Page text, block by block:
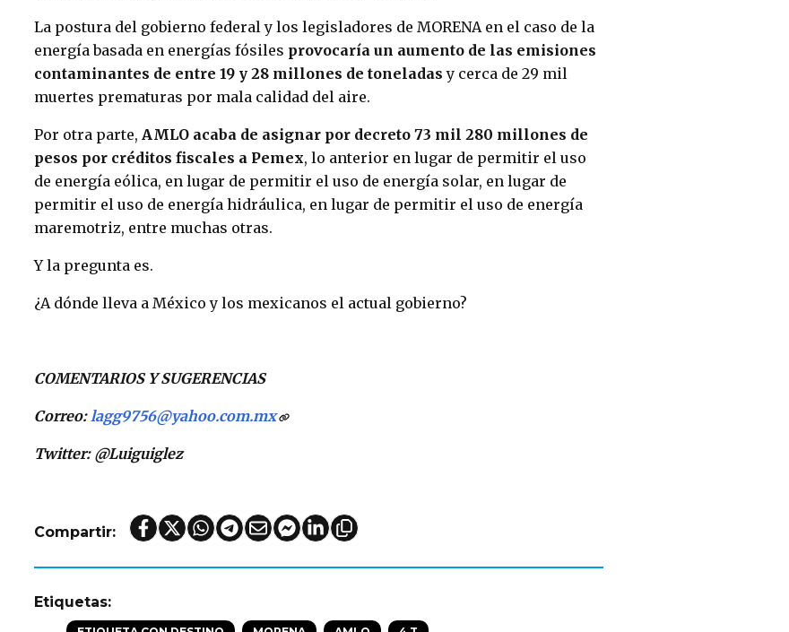
La postura del gobierno federal y los legisladores de MORENA en el caso de la
energía basada en energías fósiles provocaría un aumento de las emisiones
contaminantes de entre 19 y 28 millones de toneladas y cerca de 29 mil
muertes prematuras por mala calidad del aire.
Por otra parte, AMLO acaba de asignar por decreto 73 mil 280 millones de
pesos por créditos fiscales a Pemex, lo anterior en lugar de permitir el uso
de energía eólica, en lugar de permitir el uso de energía solar, en lugar de
permitir el uso de energía hidráulica, en lugar de permitir el uso de energía
maremotriz, entre muchas otras.
Y la pregunta es.
¿A dónde lleva a México y los mexicanos el actual gobierno?
COMENTARIOS Y SUGERENCIAS
Correo:lagg9756@yahoo.com.mx
Twitter: @Luiguiglez
Compartir:
Etiquetas: